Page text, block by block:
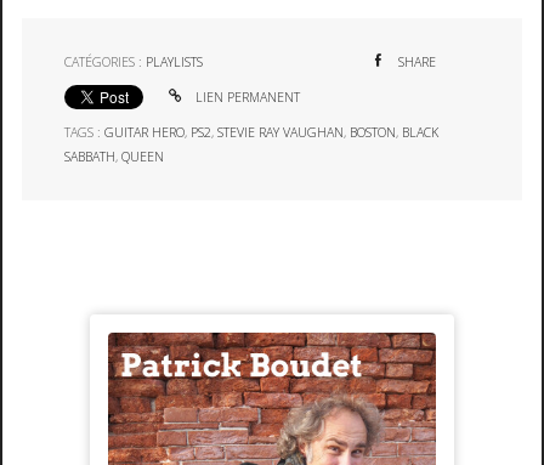
CATÉGORIES : PLAYLISTS SHARE
LIEN PERMANENT
TAGS :GUITAR HERO, PS2,STEVIE RAY VAUGHAN, BOSTON, BLACK
SABBATH,QUEEN